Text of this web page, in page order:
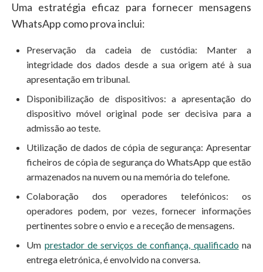
Uma estratégia eficaz para fornecer mensagens
WhatsApp como prova inclui:
Preservação da cadeia de custódia: Manter a
integridade dos dados desde a sua origem até à sua
apresentação em tribunal.
Disponibilização de dispositivos: a apresentação do
dispositivo móvel original pode ser decisiva para a
admissão ao teste.
Utilização de dados de cópia de segurança: Apresentar
ficheiros de cópia de segurança do WhatsApp que estão
armazenados na nuvem ou na memória do telefone.
Colaboração dos operadores telefónicos: os
operadores podem, por vezes, fornecer informações
pertinentes sobre o envio e a receção de mensagens.
Um prestador de serviços de confiança, qualificadona
entrega eletrónica, é envolvido na conversa.